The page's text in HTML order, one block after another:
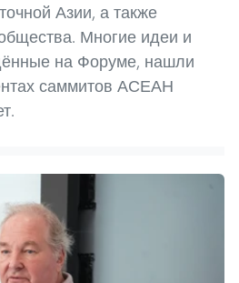
Азии, а также
Многие идеи и
на Форуме, нашли
саммитов АСЕАН